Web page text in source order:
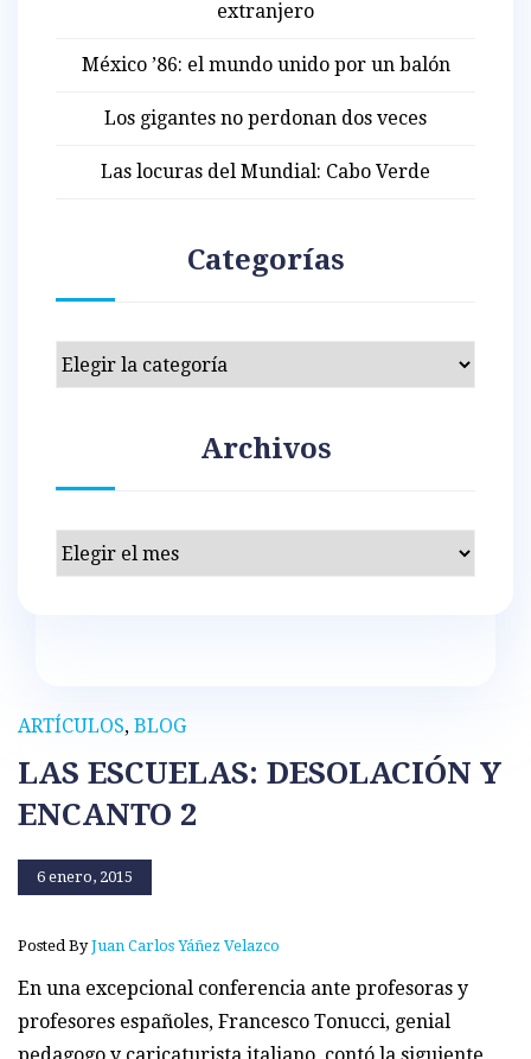
ARTÍCULOS, BLOG
LAS ESCUELAS: DESOLACIÓN Y
ENCANTO 2
6 enero, 2015
Posted ByJuan Carlos Yáñez Velazco
En una excepcional conferencia ante profesoras y
profesores españoles, Francesco Tonucci, genial
extranjero
México ’86: el mundo unido por un balón
Los gigantes no perdonan dos veces
Las locuras del Mundial: Cabo Verde
Categorías
Categorías
Archivos
Archivos